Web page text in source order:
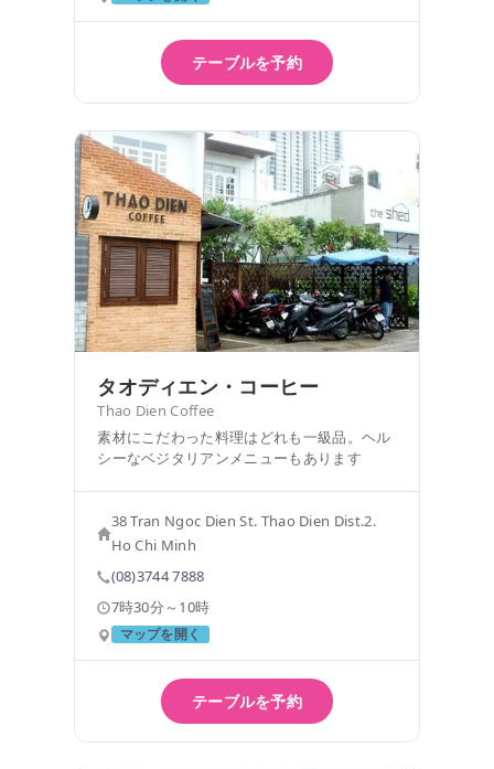
テーブルを予約
タオディエン・コーヒー
Thao Dien Coffee
素材にこだわった料理はどれも一級品。ヘル
シーなベジタリアンメニューもあります
38 Tran Ngoc Dien St. Thao Dien Dist.2.
Ho Chi Minh
(08)3744 7888
7時30分～10時
マップを開く
テーブルを予約